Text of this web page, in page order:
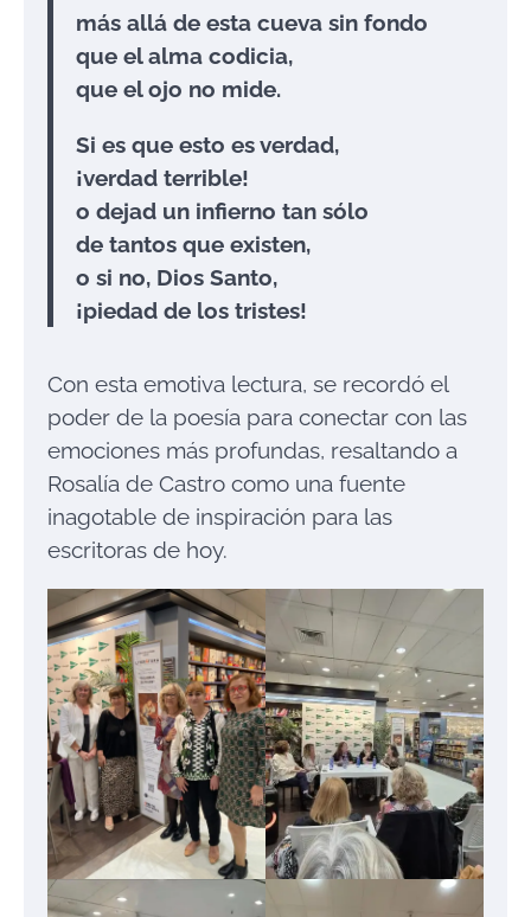
más allá de esta cueva sin fondo
que el alma codicia,
que el ojo no mide.
Si es que esto es verdad,
¡verdad terrible!
o dejad un infierno tan sólo
de tantos que existen,
o si no, Dios Santo,
¡piedad de los tristes!
Con esta emotiva lectura, se recordó el
poder de la poesía para conectar con las
emociones más profundas, resaltando a
Rosalía de Castro como una fuente
inagotable de inspiración para las
escritoras de hoy.